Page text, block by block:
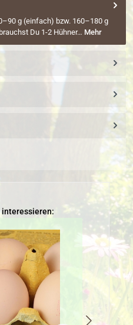
g (einfach) bzw. 160–180 g
Du 1-2 Hühner… Mehr
interessieren: